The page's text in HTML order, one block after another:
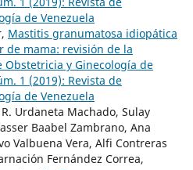
de Venezuela
Mastitis granumatosa idiopática
de mama: revisión de la
Obstetricia y Ginecología de
1 (2019): Revista de
de Venezuela
Urdaneta Machado, Sulay
Baabel Zambrano, Ana
Valbuena Vera, Alfi Contreras
Fernández Correa,